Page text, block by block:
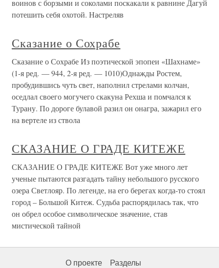
воинов с борзыми и соколами поскакали к равнине Дагуй
потешить себя охотой. Настреляв
Сказание о Сохрабе
Сказание о Сохрабе Из поэтической эпопеи «Шахнаме»
(1-я ред. — 944, 2-я ред. — 1010)Однажды Ростем,
пробудившись чуть свет, наполнил стрелами колчан,
оседлал своего могучего скакуна Рехша и помчался к
Турану. По дороге булавой разил он онагра, зажарил его
на вертеле из ствола
СКАЗАНИЕ О ГРАДЕ КИТЕЖЕ
СКАЗАНИЕ О ГРАДЕ КИТЕЖЕ Вот уже много лет
ученые пытаются разгадать тайну небольшого русского
озера Светлояр. По легенде, на его берегах когда-то стоял
город – Большой Китеж. Судьба распорядилась так, что
он обрел особое символическое значение, став
мистической тайной
О проекте Разделы